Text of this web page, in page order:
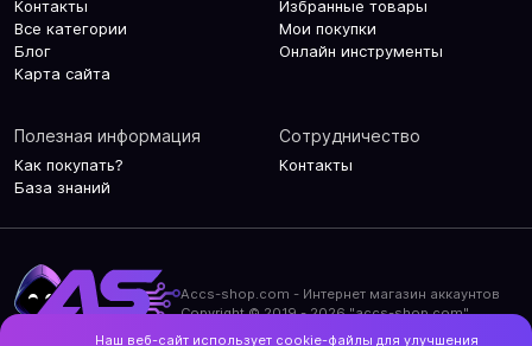
Контакты
Все категории
Блог
Карта сайта
Избранные товары
Мои покупки
Онлайн инструменты
Полезная информация
Как покупать?
База знаний
Сотрудничество
Контакты
Accs-shop.com - Интернет магазин аккаунтов
Copyright © 2019 - 2026 "accs-shop.com"
Наш веб-сайт использует cookie-файлы для улучшения